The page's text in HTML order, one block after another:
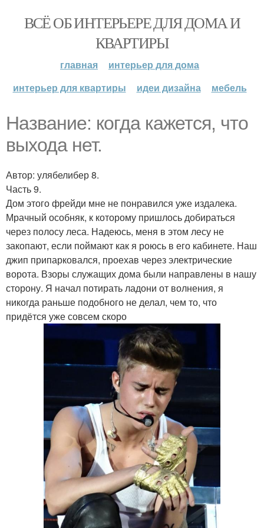
ВСЁ ОБ ИНТЕРЬЕРЕ ДЛЯ ДОМА И
КВАРТИРЫ
главная
интерьер для дома
интерьер для квартиры
идеи дизайна мебель
Название: когда кажется, что
выхода нет.
Автор: улябелибер 8.
Часть 9.
Дом этого фрейди мне не понравился уже издалека.
Мрачный особняк, к которому пришлось добираться
через полосу леса. Надеюсь, меня в этом лесу не
закопают, если поймают как я роюсь в его кабинете. Наш
джип припарковался, проехав через электрические
ворота. Взоры служащих дома были направлены в нашу
сторону. Я начал потирать ладони от волнения, я
никогда раньше подобного не делал, чем то, что
придётся уже совсем скоро